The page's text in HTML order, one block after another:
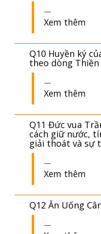
Q8 Cuộc đời và
sư Thiền tông
Việt Nam
Q9 Sách trắng
Xem thêm
Q10 Huyền ký
theo dòng